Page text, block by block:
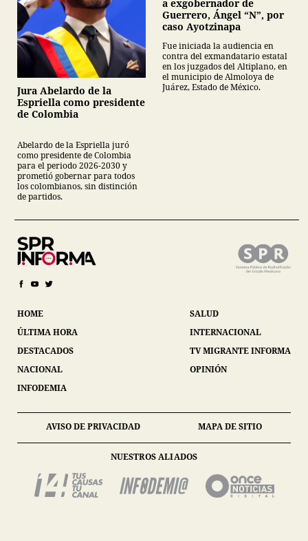
Jura Abelardo de la
Espriella como presidente
de Colombia
Abelardo de la Espriella juró
como presidente de Colombia
para el periodo 2026-2030 y
prometió gobernar para todos
los colombianos, sin distinción
de partidos.
a exgobernador de
Guerrero, Ángel “N”, por
caso Ayotzinapa
Fue iniciada la audiencia en
contra del exmandatario estatal
en los juzgados del Altiplano, en
el municipio de Almoloya de
Juárez, Estado de México.
HOME
ÚLTIMA HORA
DESTACADOS
NACIONAL
INFODEMIA
SALUD
INTERNACIONAL
TV MIGRANTE INFORMA
OPINIÓN
AVISO DE PRIVACIDAD MAPA DE SITIO
NUESTROS ALIADOS